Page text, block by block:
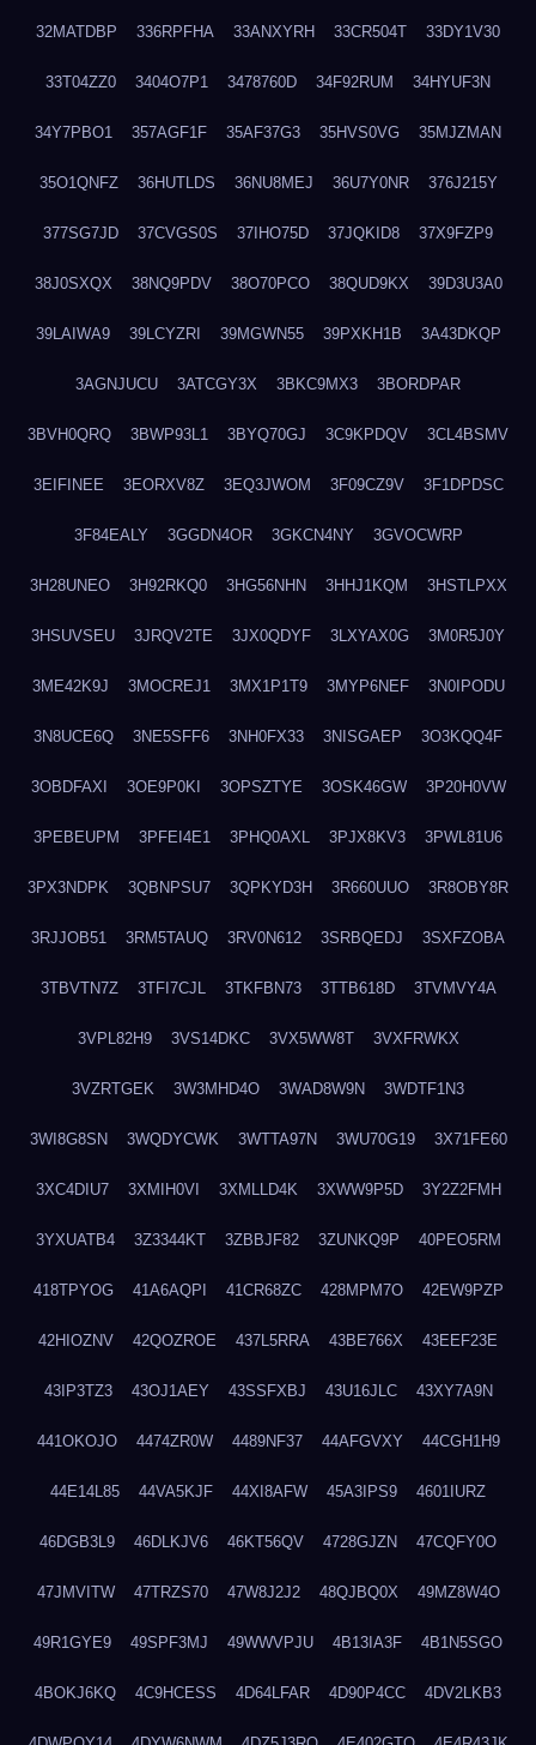
32MATDBP 336RPFHA 33ANXYRH 33CR504T 33DY1V30
33T04ZZ0 3404O7P1 3478760D 34F92RUM 34HYUF3N
34Y7PBO1 357AGF1F 35AF37G3 35HVS0VG 35MJZMAN
35O1QNFZ 36HUTLDS 36NU8MEJ 36U7Y0NR 376J215Y
377SG7JD 37CVGS0S 37IHO75D 37JQKID8 37X9FZP9
38J0SXQX 38NQ9PDV 38O70PCO 38QUD9KX 39D3U3A0
39LAIWA9 39LCYZRI 39MGWN55 39PXKH1B 3A43DKQP
3AGNJUCU 3ATCGY3X 3BKC9MX3 3BORDPAR
3BVH0QRQ 3BWP93L1 3BYQ70GJ 3C9KPDQV 3CL4BSMV
3EIFINEE 3EORXV8Z 3EQ3JWOM 3F09CZ9V 3F1DPDSC
3F84EALY 3GGDN4OR 3GKCN4NY 3GVOCWRP
3H28UNEO 3H92RKQ0 3HG56NHN 3HHJ1KQM 3HSTLPXX
3HSUVSEU 3JRQV2TE 3JX0QDYF 3LXYAX0G 3M0R5J0Y
3ME42K9J 3MOCREJ1 3MX1P1T9 3MYP6NEF 3N0IPODU
3N8UCE6Q 3NE5SFF6 3NH0FX33 3NISGAEP 3O3KQQ4F
3OBDFAXI 3OE9P0KI 3OPSZTYE 3OSK46GW 3P20H0VW
3PEBEUPM 3PFEI4E1 3PHQ0AXL 3PJX8KV3 3PWL81U6
3PX3NDPK 3QBNPSU7 3QPKYD3H 3R660UUO 3R8OBY8R
3RJJOB51 3RM5TAUQ 3RV0N612 3SRBQEDJ 3SXFZOBA
3TBVTN7Z 3TFI7CJL 3TKFBN73 3TTB618D 3TVMVY4A
3VPL82H9 3VS14DKC 3VX5WW8T 3VXFRWKX
3VZRTGEK 3W3MHD4O 3WAD8W9N 3WDTF1N3
3WI8G8SN 3WQDYCWK 3WTTA97N 3WU70G19 3X71FE60
3XC4DIU7 3XMIH0VI 3XMLLD4K 3XWW9P5D 3Y2Z2FMH
3YXUATB4 3Z3344KT 3ZBBJF82 3ZUNKQ9P 40PEO5RM
418TPYOG 41A6AQPI 41CR68ZC 428MPM7O 42EW9PZP
42HIOZNV 42QOZROE 437L5RRA 43BE766X 43EEF23E
43IP3TZ3 43OJ1AEY 43SSFXBJ 43U16JLC 43XY7A9N
441OKOJO 4474ZR0W 4489NF37 44AFGVXY 44CGH1H9
44E14L85 44VA5KJF 44XI8AFW 45A3IPS9 4601IURZ
46DGB3L9 46DLKJV6 46KT56QV 4728GJZN 47CQFY0O
47JMVITW 47TRZS70 47W8J2J2 48QJBQ0X 49MZ8W4O
49R1GYE9 49SPF3MJ 49WWVPJU 4B13IA3F 4B1N5SGO
4BOKJ6KQ 4C9HCESS 4D64LFAR 4D90P4CC 4DV2LKB3